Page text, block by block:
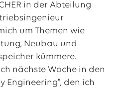
in der Abteilung
um Themen wie
Neubau und
kümmere.
nächste Woche in den
Engineering", den ich